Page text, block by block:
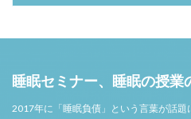
睡眠セミナー、睡眠の授業
2017年に「睡眠負債」という言葉が話